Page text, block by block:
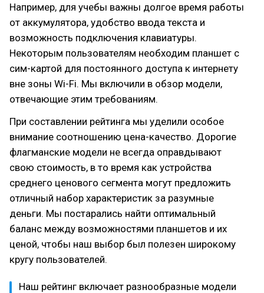
Например, для учебы важны долгое время работы
от аккумулятора, удобство ввода текста и
возможность подключения клавиатуры.
Некоторым пользователям необходим планшет с
сим-картой для постоянного доступа к интернету
вне зоны Wi-Fi. Мы включили в обзор модели,
отвечающие этим требованиям.
При составлении рейтинга мы уделили особое
внимание соотношению цена-качество. Дорогие
флагманские модели не всегда оправдывают
свою стоимость, в то время как устройства
среднего ценового сегмента могут предложить
отличный набор характеристик за разумные
деньги. Мы постарались найти оптимальный
баланс между возможностями планшетов и их
ценой, чтобы наш выбор был полезен широкому
кругу пользователей.
Наш рейтинг включает разнообразные модели